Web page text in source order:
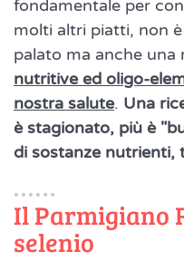
fondamentale per
molti altri piatti, non
palato ma anche una
nutritive ed oligo-
nostra salute. Una
è stagionato, più è
di sostanze nutrienti,
Il Parmigiano
selenio